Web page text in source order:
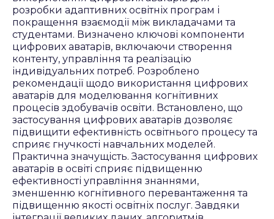
розробки адаптивних освітніх програм і
покращення взаємодії між викладачами та
студентами. Визначено ключові компоненти
цифрових аватарів, включаючи створення
контенту, управління та реалізацію
індивідуальних потреб. Розроблено
рекомендації щодо використання цифрових
аватарів для моделювання когнітивних
процесів здобувачів освіти. Встановлено, що
застосування цифрових аватарів дозволяє
підвищити ефективність освітнього процесу та
сприяє гнучкості навчальних моделей.
Практична значущість. Застосування цифрових
аватарів в освіті сприяє підвищенню
ефективності управління знаннями,
зменшенню когнітивного перевантаження та
підвищенню якості освітніх послуг. Завдяки